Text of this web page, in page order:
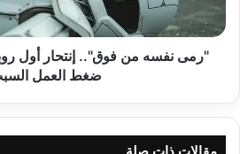
مسئول
إداري
"رمى نفسه من فوق".. إنتحار أول
ضغط العمل